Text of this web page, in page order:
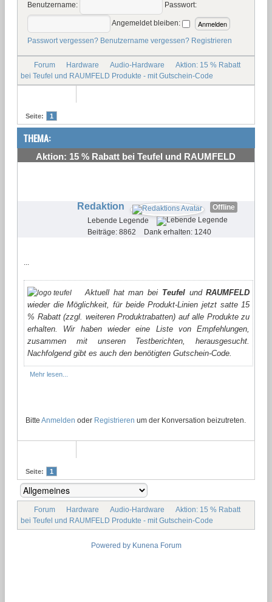
Benutzername:
Passwort:
Angemeldet bleiben:
Passwort vergessen? Benutzername vergessen? Registrieren
Forum Hardware Audio-Hardware
Aktion: 15 % Rabatt
bei Teufel und RAUMFELD Produkte - mit Gutschein-Code
Seite: 1
THEMA:
Aktion: 15 % Rabatt bei Teufel und RAUMFELD
Redaktion
Offline
Lebende Legende
Beiträge: 8862
Dank erhalten: 1240
Aktuell hat man bei TeufelundRAUMFELD
wieder die Möglichkeit, für beide Produkt-Linien jetzt satte 15
% Rabatt (zzgl. weiteren Produktrabatten) auf alle Produkte zu
erhalten. Wir haben wieder eine Liste von Empfehlungen,
zusammen mit unseren Testberichten, herausgesucht.
Nachfolgend gibt es auch den benötigten Gutschein-Code.
Mehr lesen...
Bitte Anmelden oder Registrieren um der Konversation beizutreten.
Seite: 1
Forum Hardware Audio-Hardware
Aktion: 15 % Rabatt
bei Teufel und RAUMFELD Produkte - mit Gutschein-Code
Powered by Kunena Forum